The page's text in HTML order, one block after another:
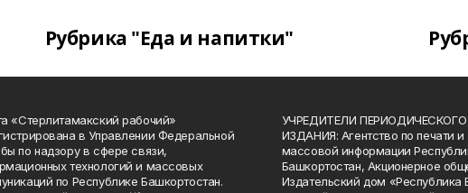
Рубрика "Еда и напитки"
«Стерлитамакский рабочий»
в Управлении Федеральной
по надзору в сфере связи,
технологий и массовых
по Республике Башкортостан.
УЧРЕДИТЕЛИ
ИЗДАНИЯ: Агентство по печати
массовой информации
Башкортостан, Акционерное
Издательский дом «Республика